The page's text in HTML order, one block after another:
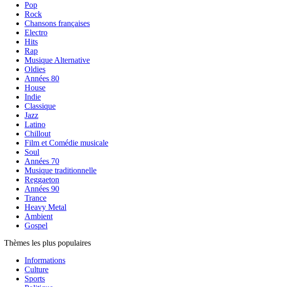
Pop
Rock
Chansons françaises
Electro
Hits
Rap
Musique Alternative
Oldies
Années 80
House
Indie
Classique
Jazz
Latino
Chillout
Film et Comédie musicale
Soul
Années 70
Musique traditionnelle
Reggaeton
Années 90
Trance
Heavy Metal
Ambient
Gospel
Thèmes les plus populaires
Informations
Culture
Sports